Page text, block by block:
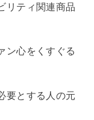
リティ関連商品
ン心をくすぐる
要とする人の元